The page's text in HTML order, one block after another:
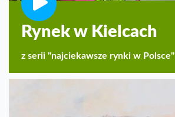
Rynek w Kielcach
z serii "najciekawsze rynki w Polsce"